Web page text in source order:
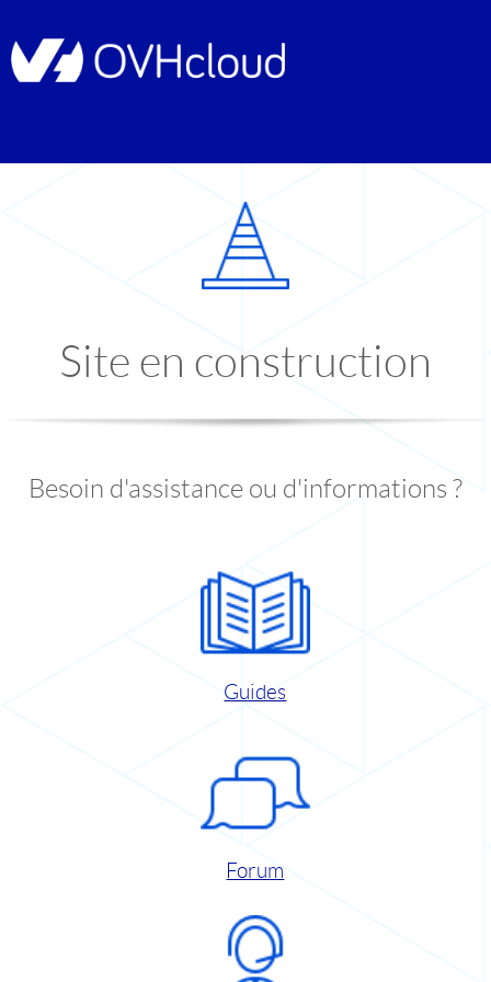
Site en construction
Besoin d'assistance ou d'informations ?
Guides
Forum